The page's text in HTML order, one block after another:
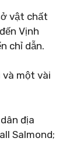
vật chất
Vịnh
chỉ dẫn.
và một vài
địa
Salmond;